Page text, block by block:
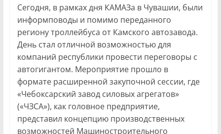
Сегодня, в рамках дня КАМАЗа в Чувашии, были
информповоды и помимо переданного
региону троллейбуса от Камского автозавода.
День стал отличной возможностью для
компаний республики провести переговоры с
автогигантом. Мероприятие прошло в
формате расширенной закупочной сессии, где
«Чебоксарский завод силовых агрегатов»
(«ЧЗСА»), как головное предприятие,
представил концепцию производственных
возможностей Машиностроительного